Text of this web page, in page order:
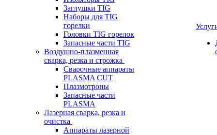
Заглушки TIG
Наборы для TIG
горелки
Головки TIG горелок
Запасные части TIG
Воздушно-плазменная
сварка, резка и строжка
Сварочные аппараты
PLASMA CUT
Плазмотроны
Запасные части
PLASMA
Лазерная сварка, резка и
очистка
Аппараты лазерной